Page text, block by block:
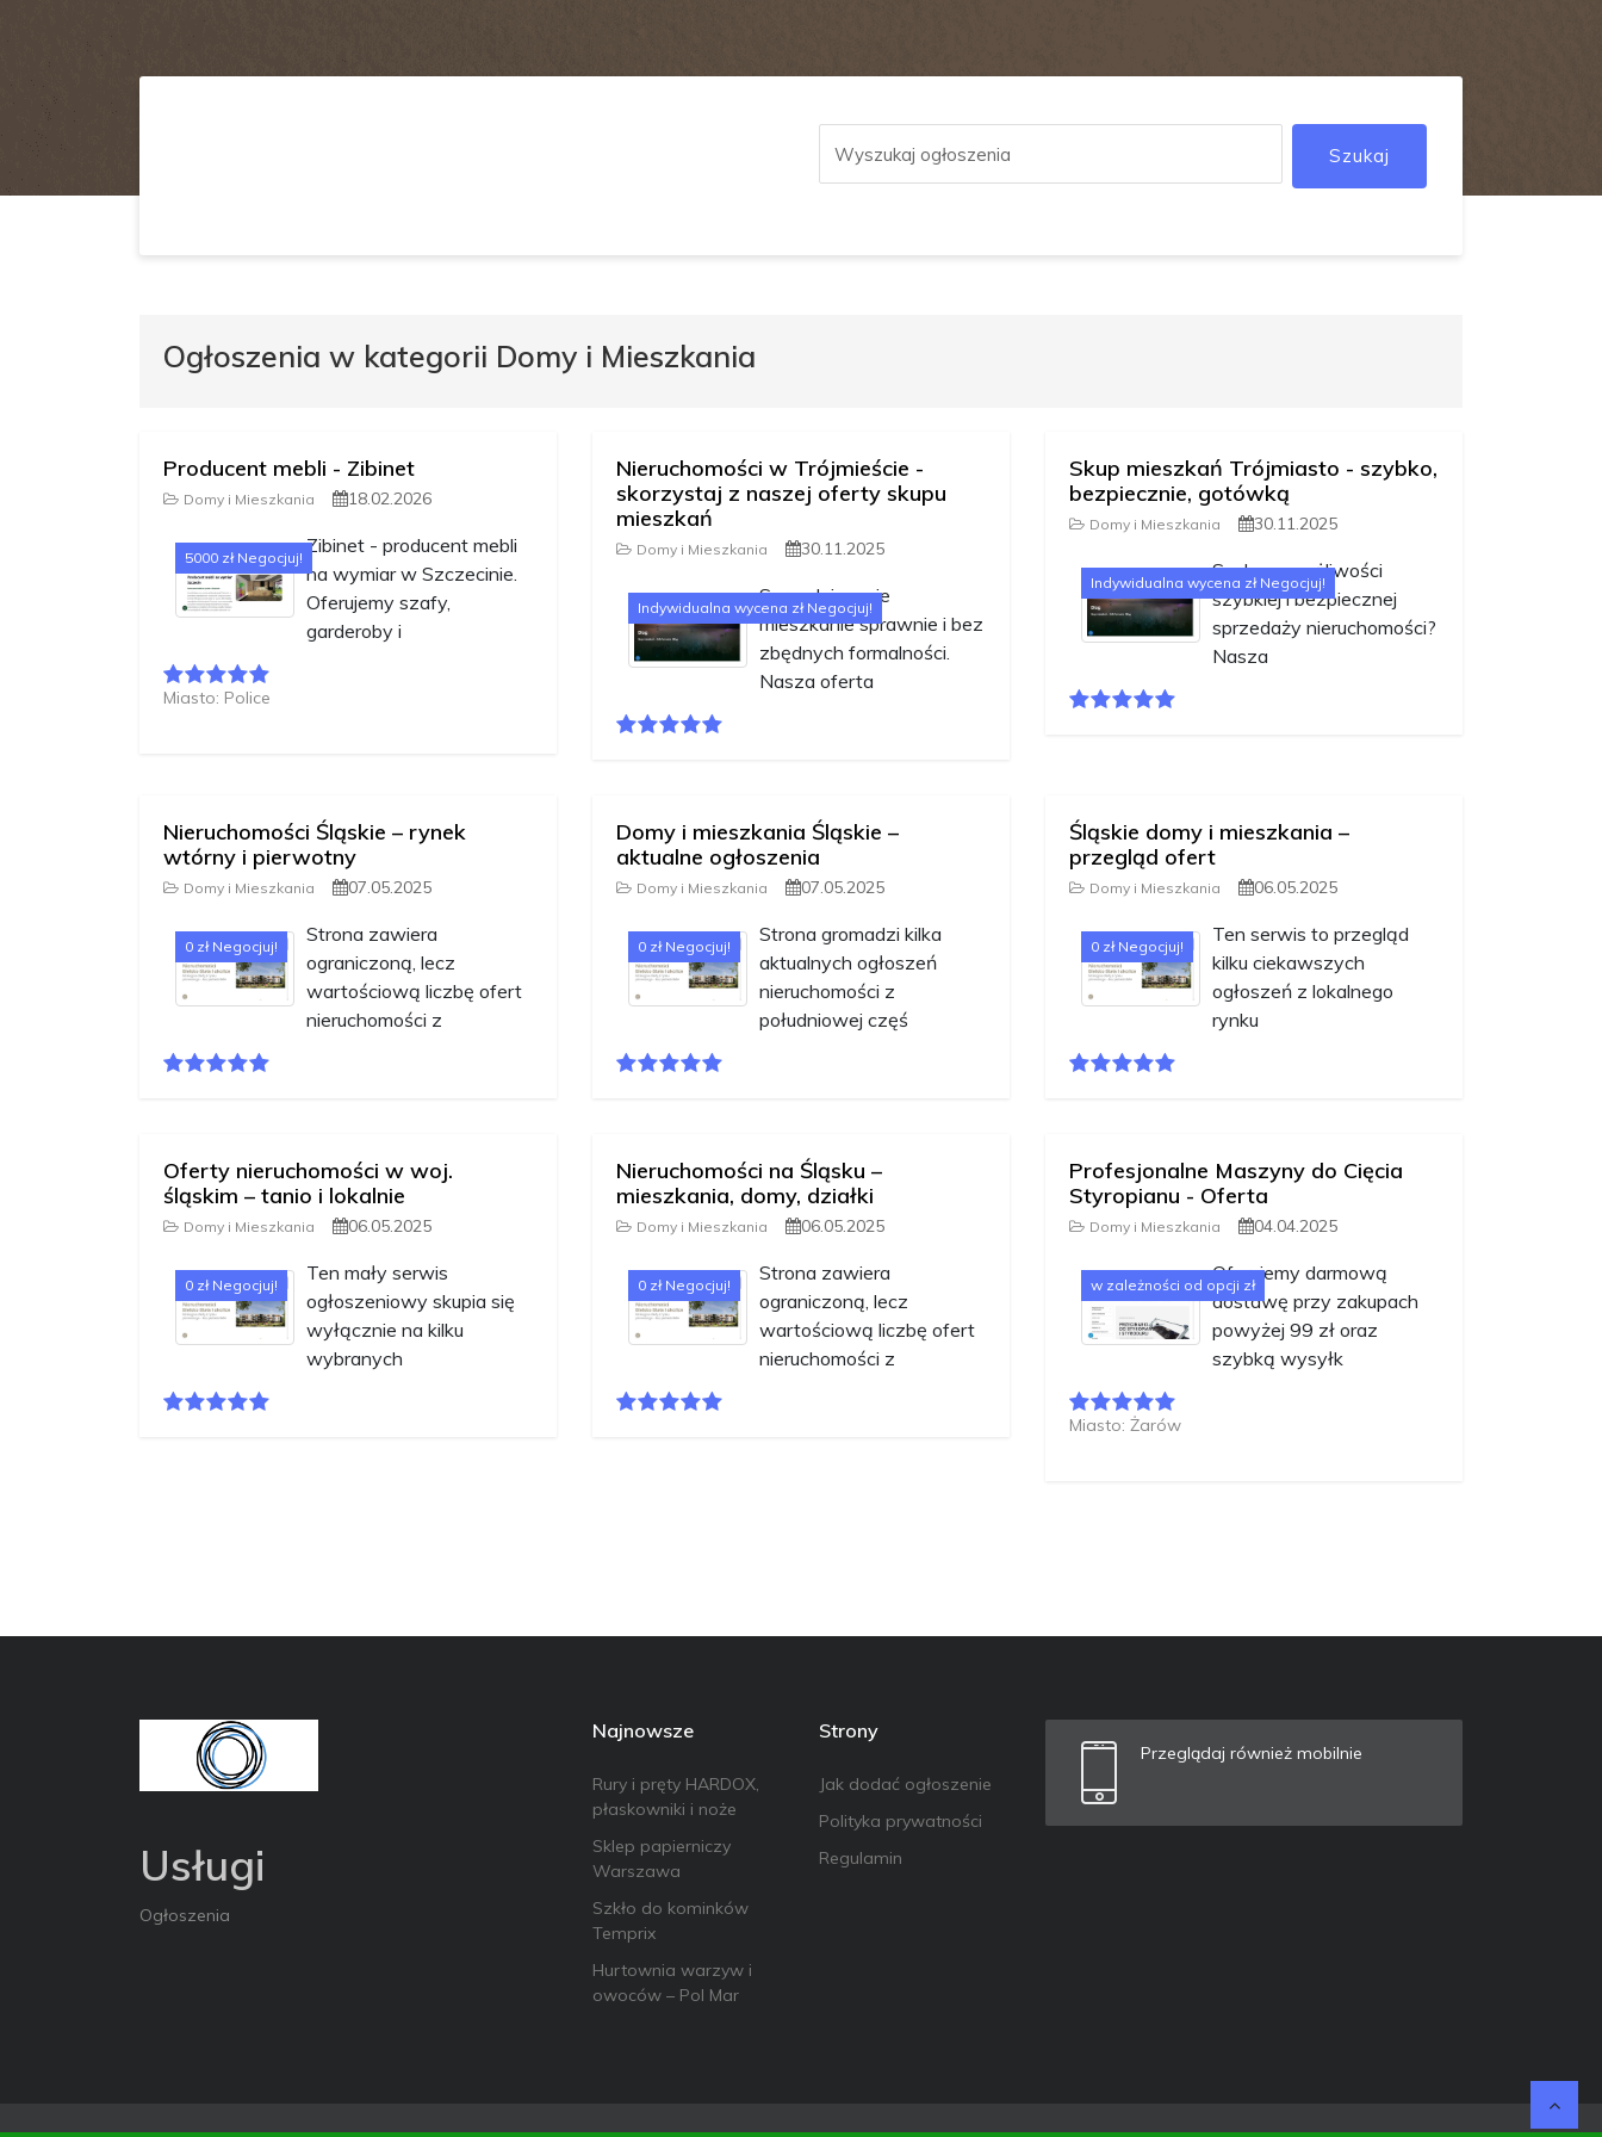
Szukaj
Ogłoszenia w kategorii Domy i Mieszkania
Producent mebli - Zibinet
Domy i Mieszkania 18.02.2026
5000 zł Negocjuj!
Zibinet - producent mebli
na wymiar w Szczecinie.
Oferujemy szafy,
garderoby i
Miasto: Police
Nieruchomości w Trójmieście -
skorzystaj z naszej oferty skupu
mieszkań
Domy i Mieszkania 30.11.2025
Indywidualna wycena zł Negocjuj!
Sprzedaj swoje
mieszkanie sprawnie i bez
zbędnych formalności.
Nasza oferta
Skup mieszkań Trójmiasto - szybko,
bezpiecznie, gotówką
Domy i Mieszkania 30.11.2025
Indywidualna wycena zł Negocjuj!
Szukasz możliwości
szybkiej i bezpiecznej
sprzedaży nieruchomości?
Nasza
Nieruchomości Śląskie – rynek
wtórny i pierwotny
Domy i Mieszkania 07.05.2025
0 zł Negocjuj!
Strona zawiera
ograniczoną, lecz
wartościową liczbę ofert
nieruchomości z
Domy i mieszkania Śląskie –
aktualne ogłoszenia
Domy i Mieszkania 07.05.2025
0 zł Negocjuj!
Strona gromadzi kilka
aktualnych ogłoszeń
nieruchomości z
południowej częś
Śląskie domy i mieszkania –
przegląd ofert
Domy i Mieszkania 06.05.2025
0 zł Negocjuj!
Ten serwis to przegląd
kilku ciekawszych
ogłoszeń z lokalnego
rynku
Oferty nieruchomości w woj.
śląskim – tanio i lokalnie
Domy i Mieszkania 06.05.2025
0 zł Negocjuj!
Ten mały serwis
ogłoszeniowy skupia się
wyłącznie na kilku
wybranych
Nieruchomości na Śląsku –
mieszkania, domy, działki
Domy i Mieszkania 06.05.2025
0 zł Negocjuj!
Strona zawiera
ograniczoną, lecz
wartościową liczbę ofert
nieruchomości z
Profesjonalne Maszyny do Cięcia
Styropianu - Oferta
Domy i Mieszkania 04.04.2025
w zależności od opcji zł
Oferujemy darmową
dostawę przy zakupach
powyżej 99 zł oraz
szybką wysyłk
Miasto: Żarów
Usługi
Ogłoszenia
Najnowsze
Rury i pręty HARDOX,
płaskowniki i noże
Sklep papierniczy
Warszawa
Szkło do kominków
Temprix
Hurtownia warzyw i
owoców – Pol Mar
Strony
Jak dodać ogłoszenie
Polityka prywatności
Regulamin
Przeglądaj również mobilnie